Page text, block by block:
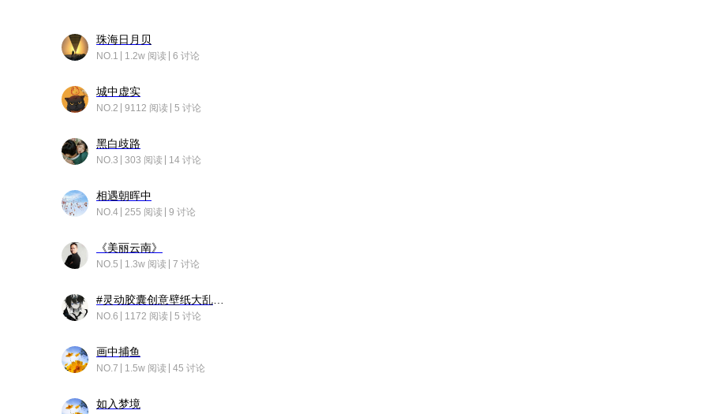
珠海日月贝
NO.1 1.2w 阅读 6 讨论
城中虚实
NO.2 9112 阅读 5 讨论
黑白歧路
NO.3 303 阅读 14 讨论
相遇朝晖中
NO.4 255 阅读 9 讨论
《美丽云南》
NO.5 1.3w 阅读 7 讨论
NO.6 1172 阅读 5 讨论
画中捕鱼
NO.7 1.5w 阅读 45 讨论
如入梦境